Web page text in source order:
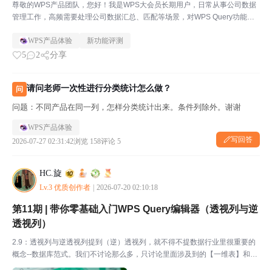
尊敬的WPS产品团队，您好！我是WPS大会员长期用户，日常从事公司数据
管理工作，高频需要处理公司数据汇总、匹配等场景，对WPS Query功能有
开通权限，我会积极反馈功能使用问题、适配性b...
WPS产品体验 新功能评测
5 2 分享
问 请问老师一次性进行分类统计怎么做？
问题：不同产品在同一列，怎样分类统计出来。条件列除外。谢谢
WPS产品体验
2026-07-27 02:31:42浏览 158评论 5 写回答
HC.旋
Lv.3 优质创作者 2026-07-20 02:10:18
第11期 | 带你零基础入门WPS Query编辑器（透视列与逆
透视列）
2.9：透视列与逆透视列提到（逆）透视列，就不得不提数据行业里很重要的
概念--数据库范式。我们不讨论那么多，只讨论里面涉及到的【一维表】和
【二维表】。导入我的PQ分享\ 2.9透视列与逆透视列\成绩表，分别将里面的